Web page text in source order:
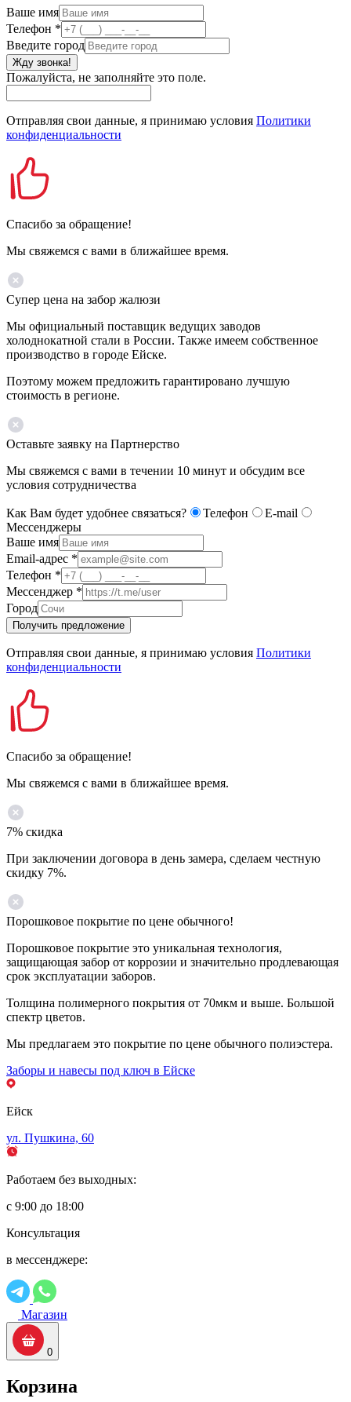
Ваше имя
Телефон *
Введите город
Жду звонка!
Пожалуйста, не заполняйте это поле.
Отправляя свои данные, я принимаю условия Политики
конфиденциальности
Спасибо за обращение!
Мы свяжемся с вами в ближайшее время.
Супер цена на забор жалюзи
Мы официальный поставщик ведущих заводов
холоднокатной стали в России. Также имеем собственное
производство в городе Ейске.
Поэтому можем предложить гарантировано лучшую
стоимость в регионе.
Оставьте заявку на Партнерство
Мы свяжемся с вами в течении 10 минут и обсудим все
условия сотрудничества
Как Вам будет удобнее связаться? Телефон
E-mail
Мессенджеры
Ваше имя
Email-адрес *
Телефон *
Мессенджер *
Город
Получить предложение
Отправляя свои данные, я принимаю условия Политики
конфиденциальности
Спасибо за обращение!
Мы свяжемся с вами в ближайшее время.
7% скидка
При заключении договора в день замера, сделаем честную
скидку 7%.
Порошковое покрытие по цене обычного!
Порошковое покрытие это уникальная технология,
защищающая забор от коррозии и значительно продлевающая
срок эксплуатации заборов.
Толщина полимерного покрытия от 70мкм и выше. Большой
спектр цветов.
Мы предлагаем это покрытие по цене обычного полиэстера.
Заборы и навесы под ключ в Ейске
Ейск
ул. Пушкина, 60
Работаем без выходных:
с 9:00 до 18:00
Консультация
в мессенджере:
Магазин
0
Корзина